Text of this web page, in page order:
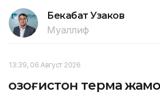
Бекабат Узаков
Муаллиф
13:39, 06 Август 2026
Қозоғистон терма